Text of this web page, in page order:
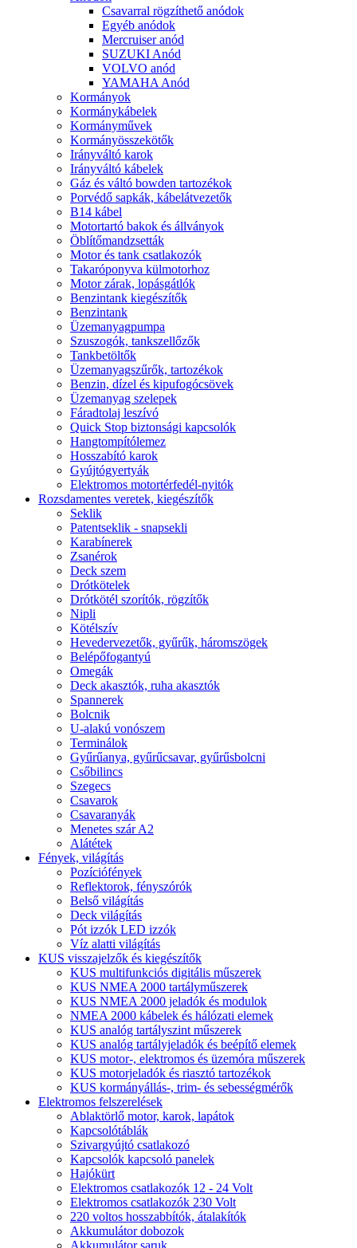
Csavarral rögzíthető anódok
Egyéb anódok
Mercruiser anód
SUZUKI Anód
VOLVO anód
YAMAHA Anód
Kormányok
Kormánykábelek
Kormányművek
Kormányösszekötők
Irányváltó karok
Irányváltó kábelek
Gáz és váltó bowden tartozékok
Porvédő sapkák, kábelátvezetők
B14 kábel
Motortartó bakok és állványok
Öblítőmandzsetták
Motor és tank csatlakozók
Takaróponyva külmotorhoz
Motor zárak, lopásgátlók
Benzintank kiegészítők
Benzintank
Üzemanyagpumpa
Szuszogók, tankszellőzők
Tankbetöltők
Üzemanyagszűrők, tartozékok
Benzin, dízel és kipufogócsövek
Üzemanyag szelepek
Fáradtolaj leszívó
Quick Stop biztonsági kapcsolók
Hangtompítólemez
Hosszabító karok
Gyújtógyertyák
Elektromos motortérfedél-nyitók
Rozsdamentes veretek, kiegészítők
Seklik
Patentseklik - snapsekli
Karabínerek
Zsanérok
Deck szem
Drótkötelek
Drótkötél szorítók, rögzítők
Nipli
Kötélszív
Hevedervezetők, gyűrűk, háromszögek
Belépőfogantyú
Omegák
Deck akasztók, ruha akasztók
Spannerek
Bolcnik
U-alakú vonószem
Terminálok
Gyűrűanya, gyűrűcsavar, gyűrűsbolcni
Csőbilincs
Szegecs
Csavarok
Csavaranyák
Menetes szár A2
Alátétek
Fények, világítás
Pozíciófények
Reflektorok, fényszórók
Belső világítás
Deck világítás
Pót izzók LED izzók
Víz alatti világítás
KUS visszajelzők és kiegészítők
KUS multifunkciós digitális műszerek
KUS NMEA 2000 tartályműszerek
KUS NMEA 2000 jeladók és modulok
NMEA 2000 kábelek és hálózati elemek
KUS analóg tartályszint műszerek
KUS analóg tartályjeladók és beépítő elemek
KUS motor-, elektromos és üzemóra műszerek
KUS motorjeladók és riasztó tartozékok
KUS kormányállás-, trim- és sebességmérők
Elektromos felszerelések
Ablaktörlő motor, karok, lapátok
Kapcsolótáblák
Szivargyújtó csatlakozó
Kapcsolók kapcsoló panelek
Hajókürt
Elektromos csatlakozók 12 - 24 Volt
Elektromos csatlakozók 230 Volt
220 voltos hosszabbítók, átalakítók
Akkumulátor dobozok
Akkumulátor saruk